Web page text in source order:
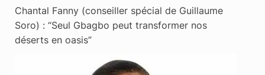
Chantal Fanny (conseiller spécial de Guillaume
Soro) : “Seul Gbagbo peut transformer nos
déserts en oasis”